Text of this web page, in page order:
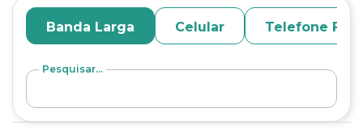
Banda Larga Celular Telefone Fixo
Pesquisar...